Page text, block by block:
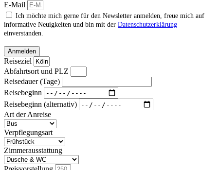
E-Mail
Ich möchte mich gerne für den Newsletter anmelden, freue mich auf
informative Neuigkeiten und bin mit der Datenschutzerklärung
einverstanden.
Anmelden
Reiseziel
Abfahrtsort und PLZ
Reisedauer (Tage)
Reisebeginn
Reisebeginn (alternativ)
Art der Anreise
Verpflegungsart
Zimmerausstattung